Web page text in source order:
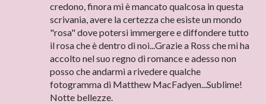
credono, finora mi è mancato qualcosa in questa
scrivania, avere la certezza che esiste un mondo
"rosa" dove potersi immergere e diffondere tutto
il rosa che è dentro di noi...Grazie a Ross che mi ha
accolto nel suo regno di romance e adesso non
posso che andarmi a rivedere qualche
fotogramma di Matthew MacFadyen...Sublime!
Notte bellezze.